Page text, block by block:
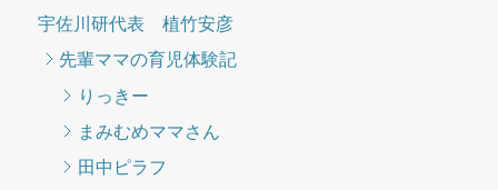
宇佐川研代表 植竹安彦
先輩ママの育児体験記
りっきー
まみむめママさん
田中ピラフ